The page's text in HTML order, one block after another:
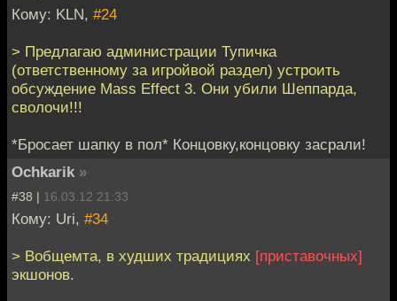
Кому: KLN, #24
> Предлагаю администрации Тупичка
(ответственному за игройвой раздел) устроить
обсуждение Mass Effect 3. Они убили Шеппарда,
сволочи!!!
*Бросает шапку в пол* Концовку,концовку засрали!
Ochkarik »
#38 | 16.03.12 21:33
Кому: Uri, #34
> Вобщемта, в худших традициях [приставочных]
экшонов.